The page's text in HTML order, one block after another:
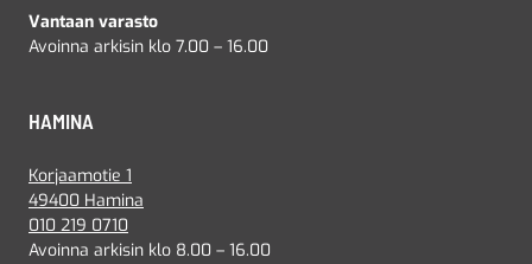
Vantaan varasto
Avoinna arkisin klo 7.00 – 16.00
HAMINA
Korjaamotie 1
49400 Hamina
010 219 0710
Avoinna arkisin klo 8.00 – 16.00